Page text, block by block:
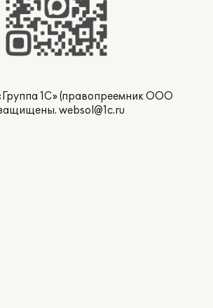
1С» (правопреемник ООО
защищены. websol@1c.ru